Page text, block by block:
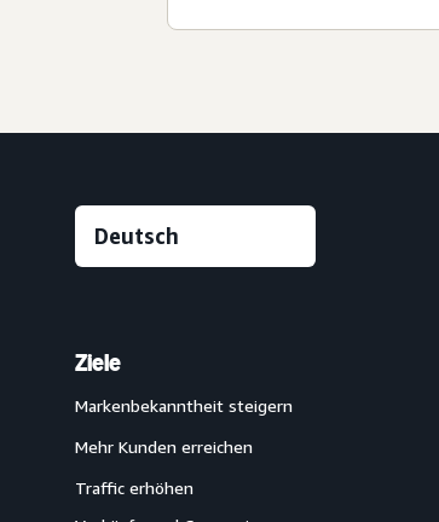
Ziele
Markenbekanntheit steigern
Mehr Kunden erreichen
Traffic erhöhen